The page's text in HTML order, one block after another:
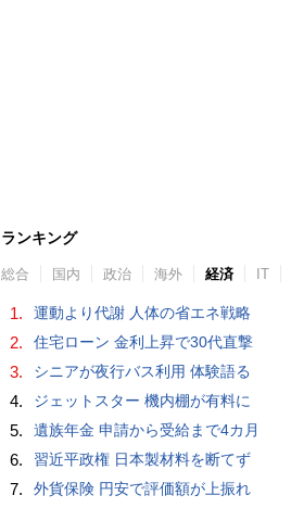
ランキング
総合 国内 政治 海外 経済 IT
1. 運動より代謝 人体の省エネ戦略
2. 住宅ローン 金利上昇で30代直撃
3. シニアが夜行バス利用 体験語る
4. ジェットスター 機内棚が有料に
5. 遺族年金 申請から受給まで4カ月
6. 習近平政権 日本製材料を断てず
7. 外貨保険 円安で評価額が上振れ